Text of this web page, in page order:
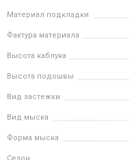
Материал подкладки
Фактура материала
Высота каблука
Высота подошвы
Вид застежки
Вид мыска
Форма мыска